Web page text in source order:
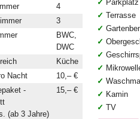
4
3
BWC,
DWC
Küche
Nacht
10,– €
-
(ab 3 Jahre)
15,– €
Parkplatz
Terrasse
Kamin
TV